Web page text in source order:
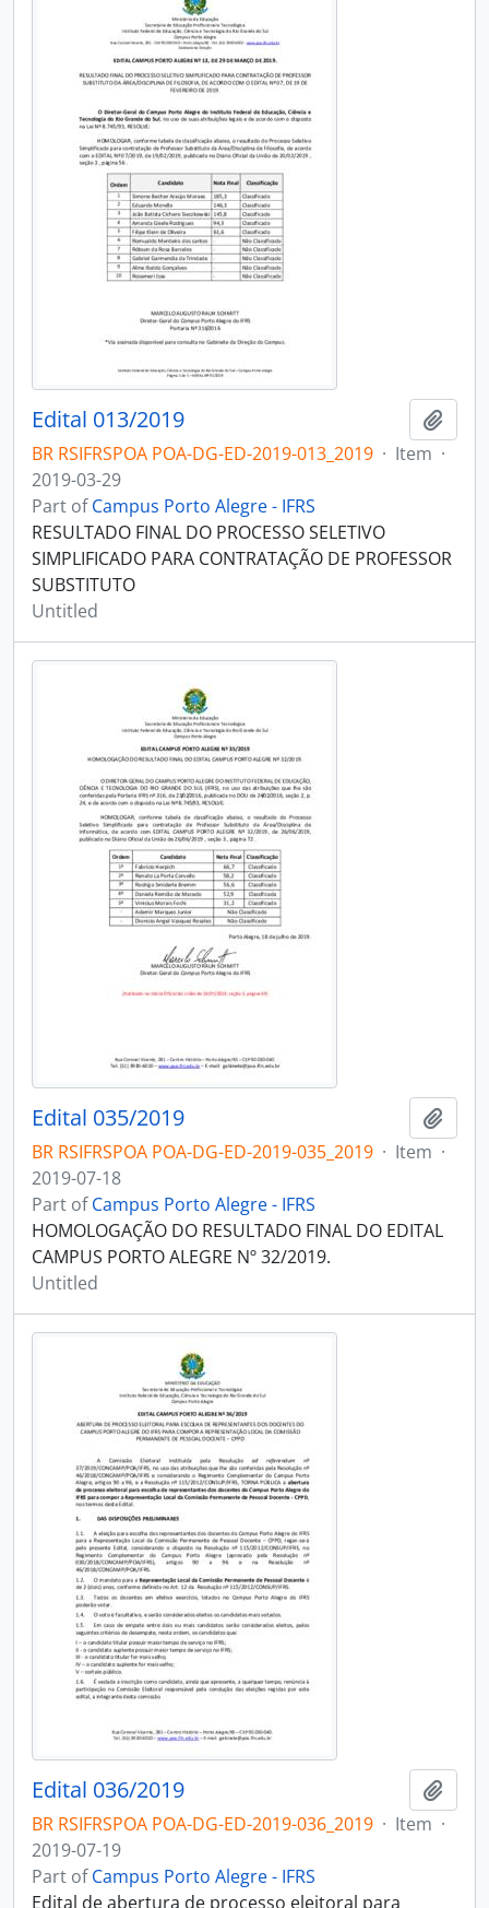
Edital 013/2019
BR RSIFRSPOA POA-DG-ED-2019-013_2019 · Item ·
2019-03-29
Part ofCampus Porto Alegre - IFRS
RESULTADO FINAL DO PROCESSO SELETIVO
SIMPLIFICADO PARA CONTRATAÇÃO DE PROFESSOR
SUBSTITUTO
Untitled
Edital 035/2019
BR RSIFRSPOA POA-DG-ED-2019-035_2019 · Item ·
2019-07-18
Part ofCampus Porto Alegre - IFRS
HOMOLOGAÇÃO DO RESULTADO FINAL DO EDITAL
CAMPUS PORTO ALEGRE Nº 32/2019.
Untitled
Edital 036/2019
BR RSIFRSPOA POA-DG-ED-2019-036_2019 · Item ·
2019-07-19
Part ofCampus Porto Alegre - IFRS
Edital de abertura de processo eleitoral para